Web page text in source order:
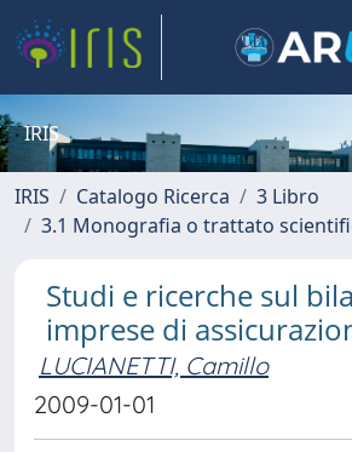
IRIS
IRIS Catalogo Ricerca
3 Libro
3.1 Monografia o trattato
Studi e ricerche sul
imprese di
LUCIANETTI, Camillo
2009-01-01